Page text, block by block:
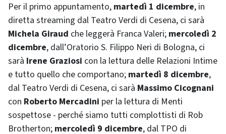
Per il primo appuntamento, martedì 1 dicembre, in
diretta streaming dal Teatro Verdi di Cesena, ci sarà
Michela Giraud che leggerà Franca Valeri; mercoledì 2
dicembre, dall’Oratorio S. Filippo Neri di Bologna, ci
sarà Irene Graziosi con la lettura delle Relazioni Intime
e tutto quello che comportano; martedì 8 dicembre,
dal Teatro Verdi di Cesena, ci sarà Massimo Cicognani
con Roberto Mercadini per la lettura di Menti
sospettose - perché siamo tutti complottisti di Rob
Brotherton; mercoledì 9 dicembre, dal TPO di